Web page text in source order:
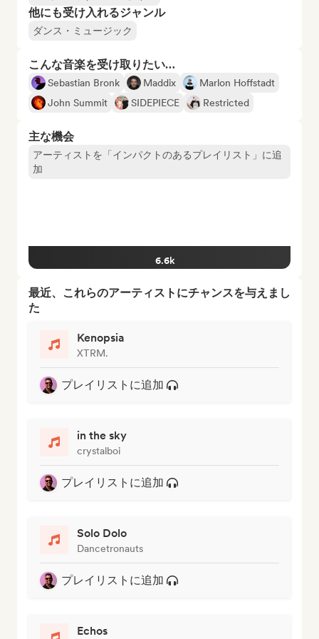
他にも受け入れるジャンル
ダンス・ミュージック
こんな音楽を受け取りたい…
Sebastian Bronk Maddix
Marlon Hoffstadt
John Summit
SIDEPIECE Restricted
主な機会
アーティストを「インパクトのあるプレイリスト」に追
加
6.6k
最近、これらのアーティストにチャンスを与えまし
た
Kenopsia
XTRM.
プレイリストに追加
in the sky
crystalboi
プレイリストに追加
Solo Dolo
Dancetronauts
プレイリストに追加
Echos